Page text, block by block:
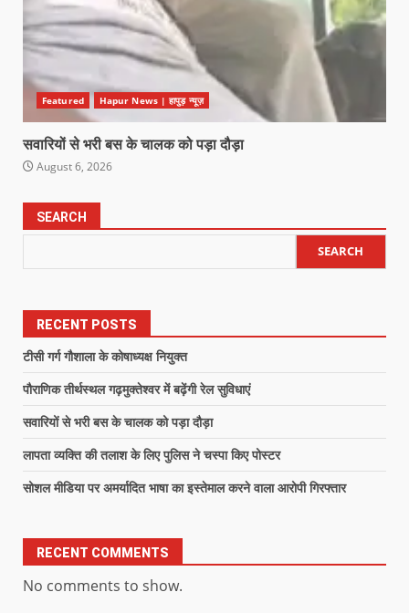
Featured Hapur News | हापुड़ न्यूज़
सवारियों से भरी बस के चालक को पड़ा दौड़ा
August 6, 2026
SEARCH
SEARCH
RECENT POSTS
टीसी गर्ग गौशाला के कोषाध्यक्ष नियुक्त
पौराणिक तीर्थस्थल गढ़मुक्तेश्वर में बढ़ेंगी रेल सुविधाएं
सवारियों से भरी बस के चालक को पड़ा दौड़ा
लापता व्यक्ति की तलाश के लिए पुलिस ने चस्पा किए पोस्टर
सोशल मीडिया पर अमर्यादित भाषा का इस्तेमाल करने वाला आरोपी गिरफ्तार
RECENT COMMENTS
No comments to show.